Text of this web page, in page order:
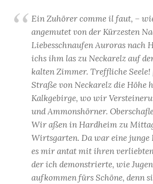
Ein Zuhörer comme il faut, –
angemutet von der Kürzesten
Liebesschnaufen Auroras nach
ichs ihm las zu Neckarelz auf
kalten Zimmer. Treffliche
Straße von Neckarelz die Höhe
Kalkgebirge, wo wir
und Ammonshörner.
Wir aßen in Hardheim zu
Wirtsgarten. Da war eine junge
es mir antat mit ihren
der ich demonstrierte, wie
aufkommen fürs Schöne, denn